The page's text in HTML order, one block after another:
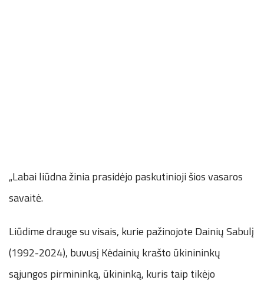
„Labai liūdna žinia prasidėjo paskutinioji šios vasaros
savaitė.
Liūdime drauge su visais, kurie pažinojote Dainių Sabulį
(1992-2024), buvusį Kėdainių krašto ūkinininkų
sąjungos pirmininką, ūkininką, kuris taip tikėjo